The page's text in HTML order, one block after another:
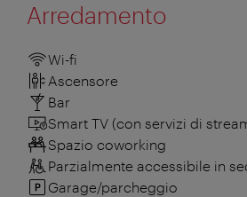
Arredamento
Wi-fi
Ascensore
Bar
Smart TV (con servizi di
Spazio coworking
Parzialmente accessibile in
Garage/parcheggio